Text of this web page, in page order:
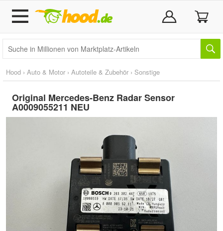
Hood › Auto & Motor › Autoteile & Zubehör › Sonstige
Original Mercedes-Benz Radar Sensor
A0009055211 NEU